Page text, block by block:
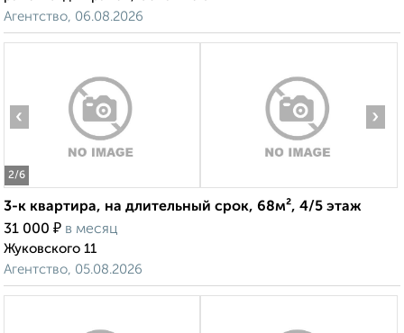
Агентство, 06.08.2026
2/6
‹ ›
3-к квартира, на длительный срок, 68м², 4/5 этаж
31 000 ₽ в месяц
Жуковского 11
Агентство, 05.08.2026